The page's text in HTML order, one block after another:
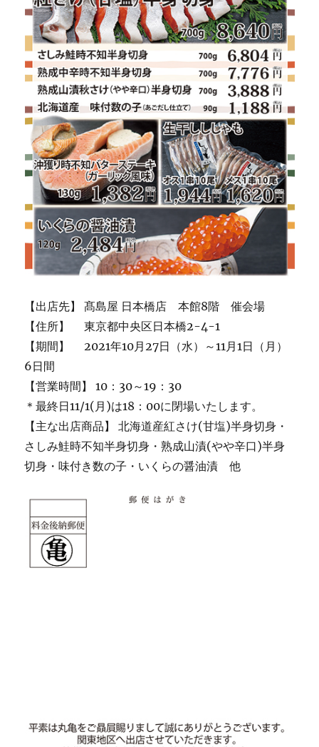
【出店先】 髙島屋 日本橋店 本館8階 催会場
【住所】 東京都中央区日本橋2-4-1
【期間】 2021年10月27日（水）～11月1日（月）
6日間
【営業時間】 10：30～19：30
＊最終日11/1(月)は18：00に閉場いたします。
【主な出店商品】 北海道産紅さけ(甘塩)半身切身・
さしみ鮭時不知半身切身・熟成山漬(やや辛口)半身
切身・味付き数の子・いくらの醤油漬 他